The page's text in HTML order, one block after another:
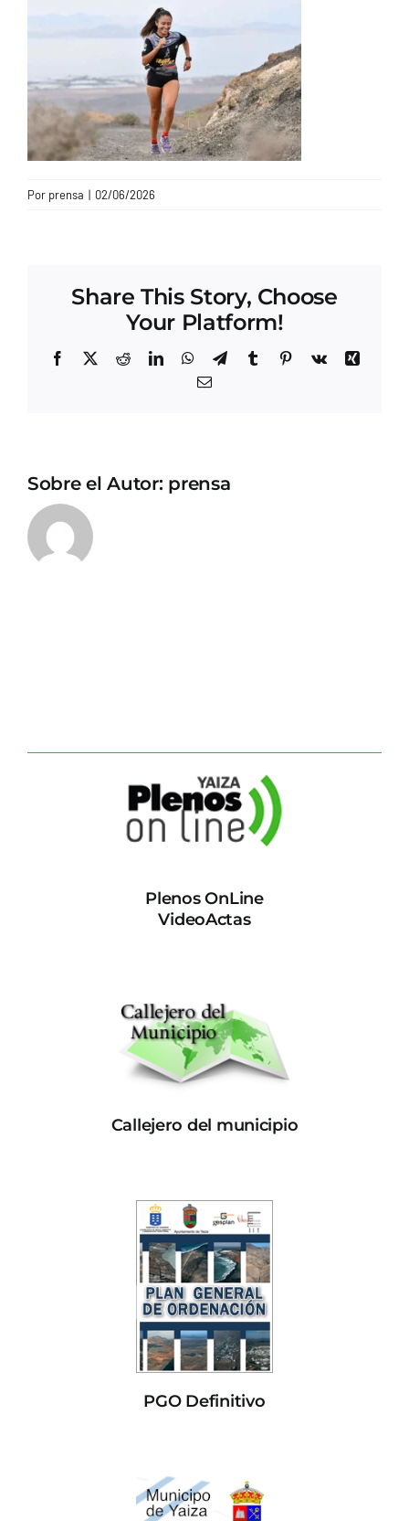
Por prensa | 02/06/2026
Share This Story, Choose
Your Platform!
Facebook
X RedditLinkedInWhatsApp
TelegramTumblrPinterest
Vk
Xing
Correo
Sobre el Autor: prensa
Plenos OnLine
VideoActas
Callejero del municipio
PGO Definitivo